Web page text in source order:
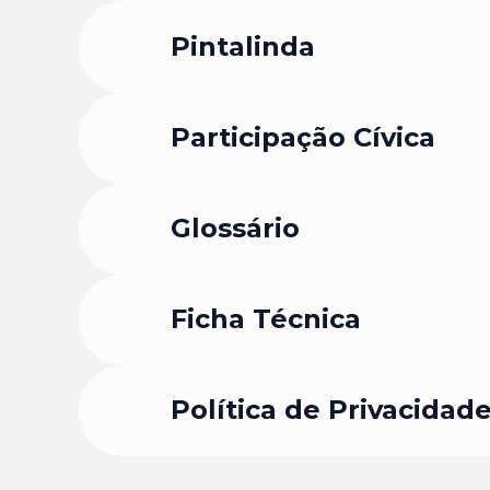
Pintalinda
Participação Cívica
Glossário
Ficha Técnica
Política de